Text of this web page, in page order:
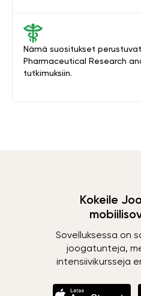
Nämä suositukset
Pharmaceutical Research
tutkimuksiin.
Kokeile
Sovelluksessa on
joogatunteja,
intensiivikursseja